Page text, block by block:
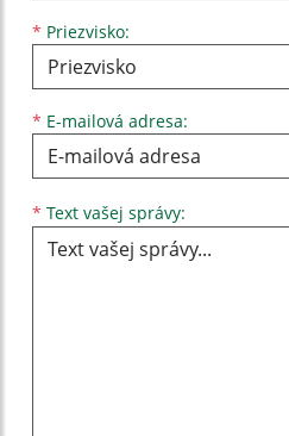
* Priezvisko:
* E-mailová adresa:
* Text vašej správy: